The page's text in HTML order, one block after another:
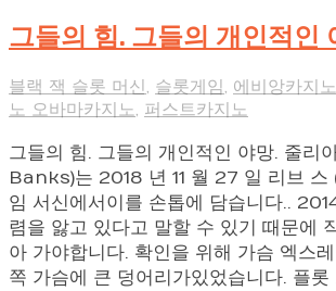
그들의 힘. 그들의 개인적인
블랙 잭 슬롯 머신, 슬롯게임, 에비앙카지노
노 오바마카지노, 퍼스트카지노
그들의 힘. 그들의 개인적인 야망. 줄리
Banks)는 2018 년 11 월 27 일 리브
임 서신에서이를 손톱에 담습니다..
렴을 앓고 있다고 말할 수 있기 때문에
아 가야합니다. 확인을 위해 가슴 엑스
쪽 가슴에 큰 덩어리가있었습니다. 플롯